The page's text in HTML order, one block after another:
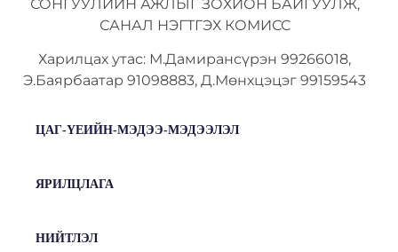
СОНГУУЛИЙН АЖЛЫГ ЗОХИОН БАЙГУУЛЖ,
САНАЛ НЭГТГЭХ КОМИСС
Харилцах утас: М.Дамирансүрэн 99266018,
Э.Баярбаатар 91098883, Д.Мөнхцэцэг 99159543
ЦАГ-ҮЕИЙН-МЭДЭЭ-МЭДЭЭЛЭЛ
ЯРИЛЦЛАГА
НИЙТЛЭЛ